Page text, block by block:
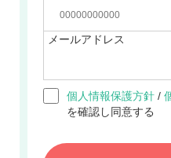
メールアドレス
個人情報保護方針 /
を確認し同意する